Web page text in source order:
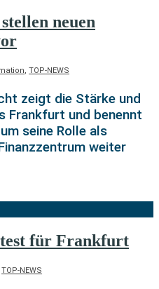
neuen
, TOP-NEWS
zeigt die Stärke und
Frankfurt und benennt
seine Rolle als
weiter
für Frankfurt
TOP-NEWS